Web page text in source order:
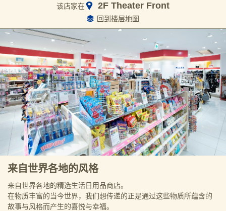
该店家在 2F Theater Front
回到楼层地图
来自世界各地的风格
来自世界各地的精选生活日用品商店。
在物质丰富的当今世界，我们想传递的正是通过这些物质所蕴含的
故事与风格而产生的喜悦与幸福。